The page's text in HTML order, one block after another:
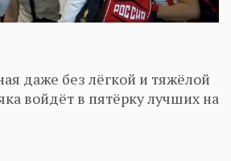
даже без лёгкой и тяжёлой
войдёт в пятёрку лучших на